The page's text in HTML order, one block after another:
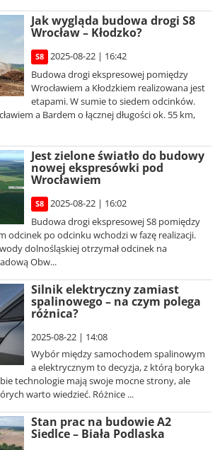
Jak wygląda budowa drogi S8
Wrocław – Kłodzko?
S8
2025-08-22 | 16:42
Budowa drogi ekspresowej pomiędzy
Wrocławiem a Kłodzkiem realizowana jest
etapami. W sumie to siedem odcinków.
a Bardem o łącznej długości ok. 55 km,
Jest zielone światło do budowy
nowej ekspresówki pod
Wrocławiem
S8
2025-08-22 | 16:02
Budowa drogi ekspresowej S8 pomiędzy
odcinek po odcinku wchodzi w fazę realizacji.
dolnośląskiej otrzymał odcinek na
Obw...
Silnik elektryczny zamiast
spalinowego – na czym polega
różnica?
2025-08-22 | 14:08
Wybór między samochodem spalinowym
a elektrycznym to decyzja, z którą boryka
technologie mają swoje mocne strony, ale
warto wiedzieć. Różnice ...
Stan prac na budowie A2
Siedlce – Biała Podlaska